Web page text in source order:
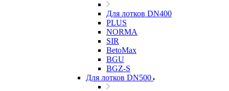
Для лотков DN400
PLUS
NORMA
SIR
BetoMax
BGU
BGZ-S
Для лотков DN500